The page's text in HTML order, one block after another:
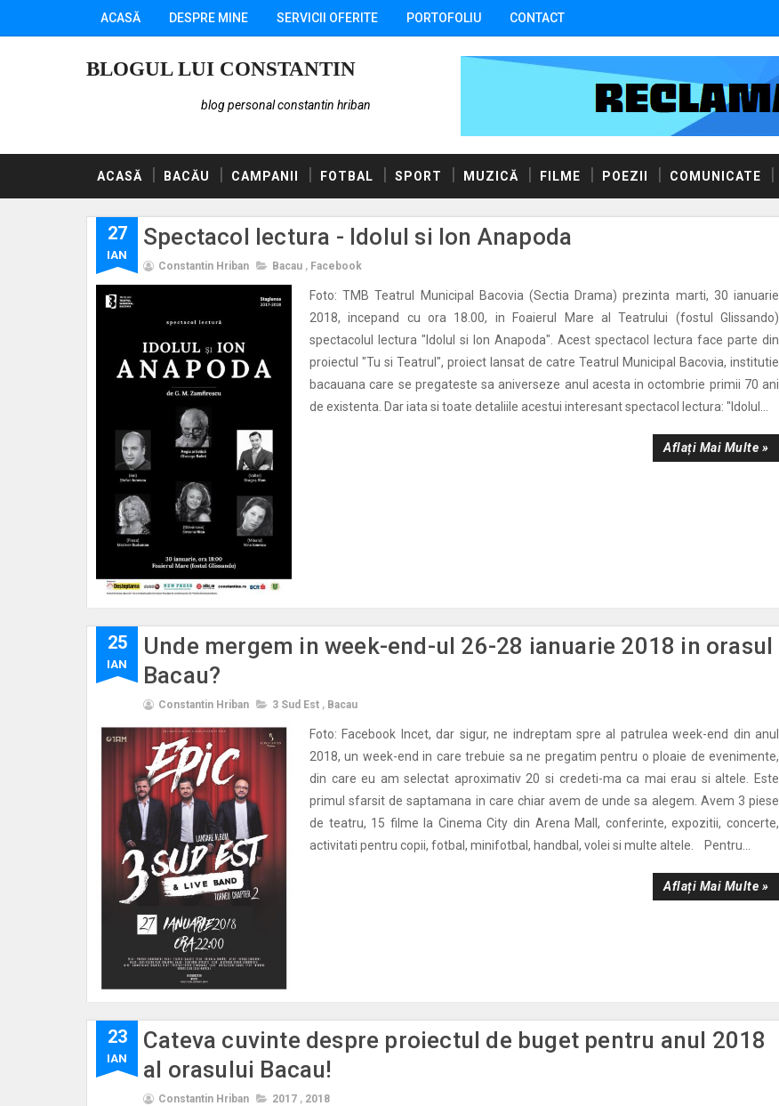
ACASĂ DESPRE MINE SERVICII OFERITE PORTOFOLIU CONTACT
BLOGUL LUI CONSTANTIN
blog personal constantin hriban
ACASĂ BACĂU CAMPANII FOTBAL SPORT MUZICĂ FILME POEZII COMUNICATE
27
IAN
Spectacol lectura - Idolul si Ion Anapoda
Constantin Hriban Bacau , Facebook
Foto: TMB Teatrul Municipal Bacovia (Sectia Drama) prezinta marti, 30 ianuarie
2018, incepand cu ora 18.00, in Foaierul Mare al Teatrului (fostul Glissando)
spectacolul lectura "Idolul si Ion Anapoda". Acest spectacol lectura face parte din
proiectul "Tu si Teatrul", proiect lansat de catre Teatrul Municipal Bacovia, institutie
bacauana care se pregateste sa aniverseze anul acesta in octombrie primii 70 ani
de existenta. Dar iata si toate detaliile acestui interesant spectacol lectura: "Idolul...
Aflați Mai Multe »
25
IAN
Unde mergem in week-end-ul 26-28 ianuarie 2018 in orasul
Bacau?
Constantin Hriban 3 Sud Est , Bacau
Foto: Facebook Incet, dar sigur, ne indreptam spre al patrulea week-end din anul
2018, un week-end in care trebuie sa ne pregatim pentru o ploaie de evenimente,
din care eu am selectat aproximativ 20 si credeti-ma ca mai erau si altele. Este
primul sfarsit de saptamana in care chiar avem de unde sa alegem. Avem 3 piese
de teatru, 15 filme la Cinema City din Arena Mall, conferinte, expozitii, concerte,
activitati pentru copii, fotbal, minifotbal, handbal, volei si multe altele. Pentru...
Aflați Mai Multe »
23
IAN
Cateva cuvinte despre proiectul de buget pentru anul 2018
al orasului Bacau!
Constantin Hriban 2017 , 2018